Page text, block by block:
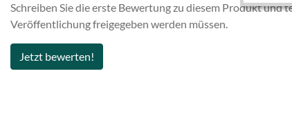
Schreiben Sie die erste Bewertung zu diesem Produkt und
Veröffentlichung freigegeben werden müssen.
Jetzt bewerten!